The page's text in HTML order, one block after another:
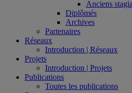
Anciens
Diplômés
Archives
Partenaires
Réseaux
Introduction | Réseaux
Projets
Introduction | Projets
Publications
Toutes les publications